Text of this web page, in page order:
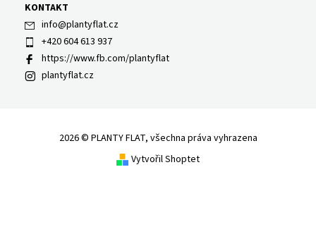
KONTAKT
info@plantyflat.cz
+420 604 613 937
https://www.fb.com/plantyflat
plantyflat.cz
2026 © PLANTY FLAT, všechna práva vyhrazena
Vytvořil Shoptet